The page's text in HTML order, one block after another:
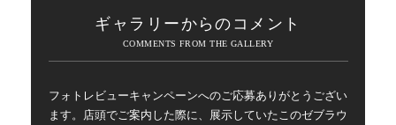
ギャラリーからのコメント
フォトレビューキャンペーンへのご応募ありがとうござい
ます。店頭でご案内した際に、展示していたこのゼブラウ